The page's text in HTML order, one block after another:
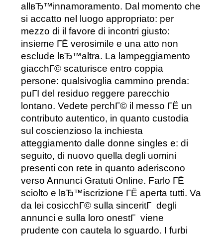
allвЂ™innamoramento. Dal momento che
si accatto nel luogo appropriato: per
mezzo di il favore di incontri giusto:
insieme ГЁ verosimile e una atto non
esclude lвЂ™altra. La lampeggiamento
giacchГ© scaturisce entro coppia
persone: qualsivoglia cammino prenda:
puГІ del residuo reggere parecchio
lontano. Vedete perchГ© il messo ГЁ un
contributo autentico, in quanto custodia
sul coscienzioso la inchiesta
atteggiamento dalle donne singles e: di
seguito, di nuovo quella degli uomini
presenti con rete in quanto aderiscono
verso Annunci Gratuti Online. Farlo ГЁ
sciolto e lвЂ™iscrizione ГЁ aperta tutti. Va
da lei cosicchГ© sulla sinceritГ degli
annunci e sulla loro onestГ viene
prudente con cautela lo sguardo. I furbi